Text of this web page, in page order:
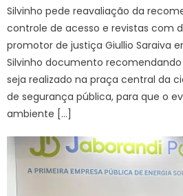
Silvinho pede reavaliação da
controle de acesso e revistas com
promotor de justiça Giullio Saraiva
Silvinho documento recomendando
seja realizado na praça central da
de segurança pública, para que o
ambiente […]